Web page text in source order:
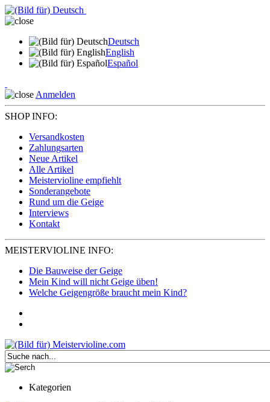
Deutsch
English
Español
Anmelden
SHOP INFO:
Versandkosten
Zahlungsarten
Neue Artikel
Alle Artikel
Meistervioline empfiehlt
Sonderangebote
Rund um die Geige
Interviews
Kontakt
MEISTERVIOLINE INFO:
Die Bauweise der Geige
Mein Kind will nicht Geige üben!
Welche Geigengröße braucht mein Kind?
Kategorien